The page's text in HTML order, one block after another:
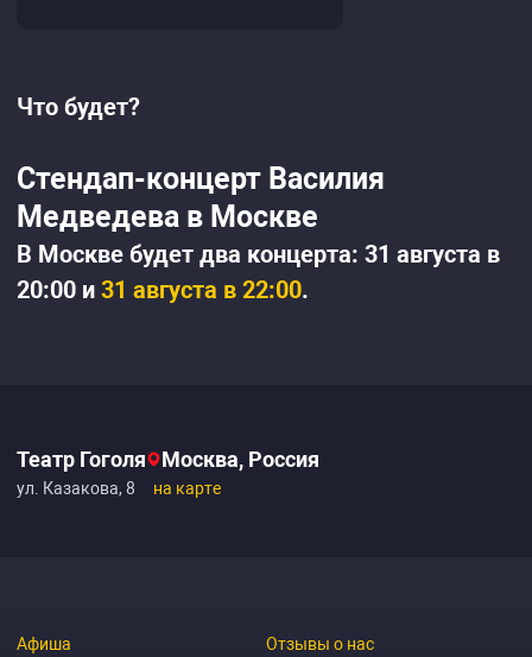
Что будет?
Стендап-концерт Василия
Медведева в Москве
В Москве будет два концерта: 31 августа в
20:00 и 31 августа в 22:00.
Театр Гоголя Москва, Россия
ул. Казакова, 8 на карте
Афиша Отзывы о нас